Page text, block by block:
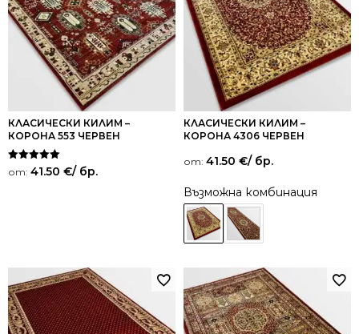
КЛАСИЧЕСКИ КИЛИМ –
КОРОНА 553 ЧЕРВЕН
Оценено на
5.00
от: 41.50 €/ бр.
КЛАСИЧЕСКИ КИЛИМ –
КОРОНА 4306 ЧЕРВЕН
от: 41.50 €/ бр.
Възможна комбинация